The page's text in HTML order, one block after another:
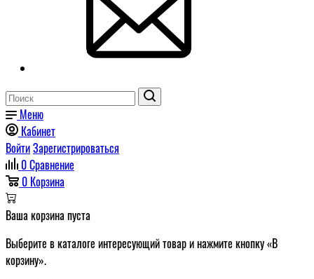
Меню
Кабинет
ВойтиЗарегистрироваться
0Сравнение
0 Корзина
Ваша корзина пуста
Выберите в каталоге интересующий товар и нажмите кнопку «В
корзину».